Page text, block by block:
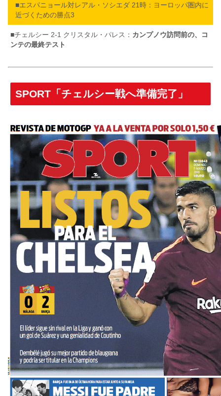
■エスパニョール対レアル・ソシエダ 21時：ヨーロッパ圏内に
近づくための勝点3
■チェルシー 2-1 クリスタル・パレス： カンプノウ訪問前の、コ
ンテの最終テスト
SPORT「チェルシー戦へ準備完了」